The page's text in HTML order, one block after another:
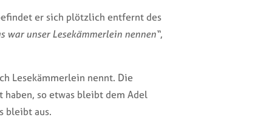
er sich plötzlich entfernt des
war unser Lesekämmerlein nennen“,
Lesekämmerlein nennt. Die
so etwas bleibt dem Adel
bleibt aus.